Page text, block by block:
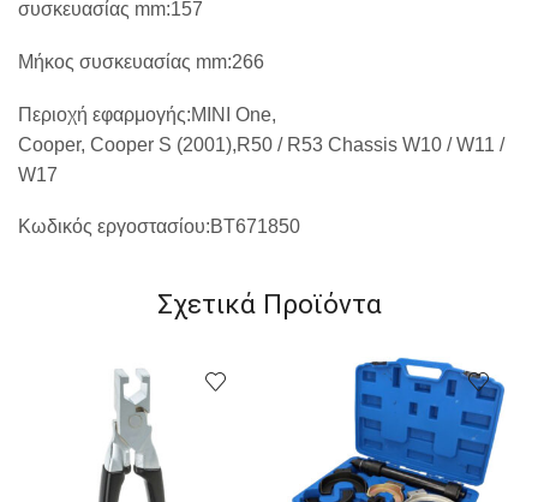
συσκευασίας mm:157
Μήκος συσκευασίας mm:266
Περιοχή εφαρμογής:MINI One,
Cooper, Cooper S (2001),R50 / R53 Chassis W10 / W11 /
W17
Κωδικός εργοστασίου:BT671850
Σχετικά Προϊόντα